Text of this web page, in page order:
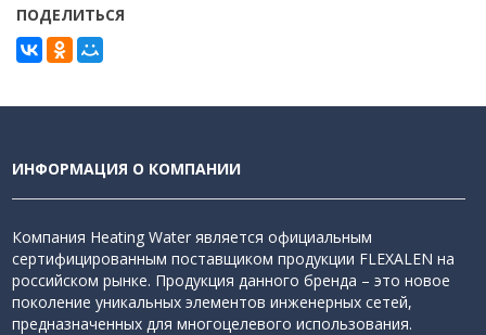
ПОДЕЛИТЬСЯ
ИНФОРМАЦИЯ О КОМПАНИИ
Компания Heating Water является официальным
сертифицированным поставщиком продукции FLEXALEN на
российском рынке. Продукция данного бренда – это новое
поколение уникальных элементов инженерных сетей,
предназначенных для многоцелевого использования.